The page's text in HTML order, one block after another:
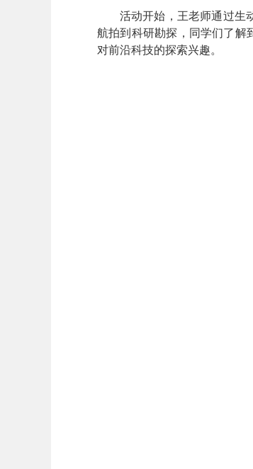
活动开始，王老师通过生
航拍到科研勘探，同学们了解
对前沿科技的探索兴趣。